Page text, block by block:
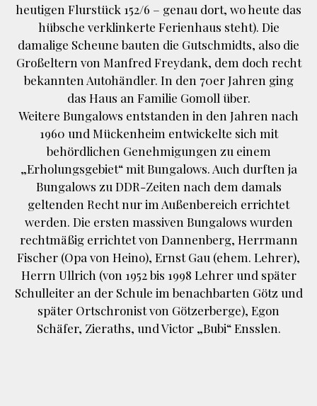
heutigen Flurstück 152/6 – genau dort, wo heute das
hübsche verklinkerte Ferienhaus steht). Die
damalige Scheune bauten die Gutschmidts, also die
Großeltern von Manfred Freydank, dem doch recht
bekannten Autohändler. In den 70er Jahren ging
das Haus an Familie Gomoll über.
Weitere Bungalows entstanden in den Jahren nach
1960 und Mückenheim entwickelte sich mit
behördlichen Genehmigungen zu einem
„Erholungsgebiet“ mit Bungalows. Auch durften ja
Bungalows zu DDR-Zeiten nach dem damals
geltenden Recht nur im Außenbereich errichtet
werden. Die ersten massiven Bungalows wurden
rechtmäßig errichtet von Dannenberg, Herrmann
Fischer (Opa von Heino), Ernst Gau (ehem. Lehrer),
Herrn Ullrich (von 1952 bis 1998 Lehrer und später
Schulleiter an der Schule im benachbarten Götz und
später Ortschronist von Götzerberge), Egon
Schäfer, Zieraths, und Victor „Bubi“ Ensslen.